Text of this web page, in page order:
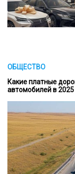
ОБЩЕСТВО
Какие платные
автомобилей в 2025